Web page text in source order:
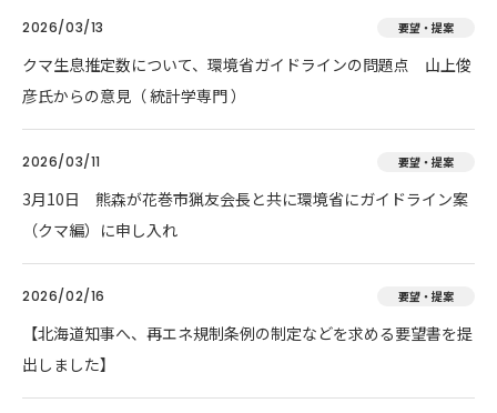
2026/03/13 要望・提案
クマ生息推定数について、環境省ガイドラインの問題点 山上俊
彦氏からの意見（ 統計学専門 ）
2026/03/11 要望・提案
3月10日 熊森が花巻市猟友会長と共に環境省にガイドライン案
（クマ編）に申し入れ
2026/02/16 要望・提案
【北海道知事へ、再エネ規制条例の制定などを求める要望書を提
出しました】